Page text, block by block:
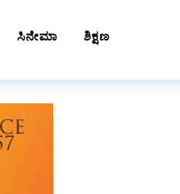
ಸಿನೇಮಾ ಶಿಕ್ಷಣ